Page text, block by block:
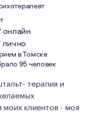
онлайн
лично
в Томске
95 человек
терапия и
моих клиентов - моя